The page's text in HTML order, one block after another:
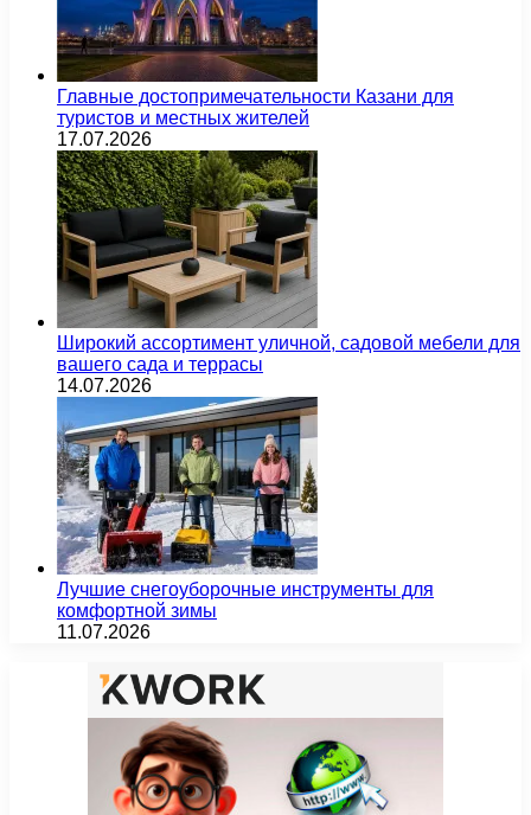
Главные достопримечательности Казани для
туристов и местных жителей
17.07.2026
Широкий ассортимент уличной, садовой мебели для
вашего сада и террасы
14.07.2026
Лучшие снегоуборочные инструменты для
комфортной зимы
11.07.2026